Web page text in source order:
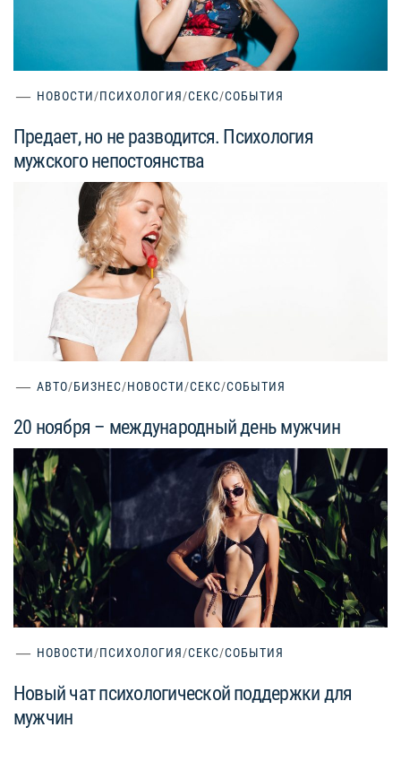
НОВОСТИ/ПСИХОЛОГИЯ/СЕКС/СОБЫТИЯ
Предает, но не разводится. Психология
мужского непостоянства
АВТО/БИЗНЕС/НОВОСТИ/СЕКС/СОБЫТИЯ
20 ноября – международный день мужчин
НОВОСТИ/ПСИХОЛОГИЯ/СЕКС/СОБЫТИЯ
Новый чат психологической поддержки для
мужчин